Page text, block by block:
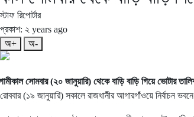
স্টাফ রিপোর্টার
প্রকাশ: ২ years ago
অ+
অ-
সোমবার (২০ জানুয়ারি) থেকে বাড়ি বাড়ি গিয়ে ভোটার
রোববার (১৯ জানুয়ারি) সকালে রাজধানীর আগারগাঁওয়ে নির্বাচন